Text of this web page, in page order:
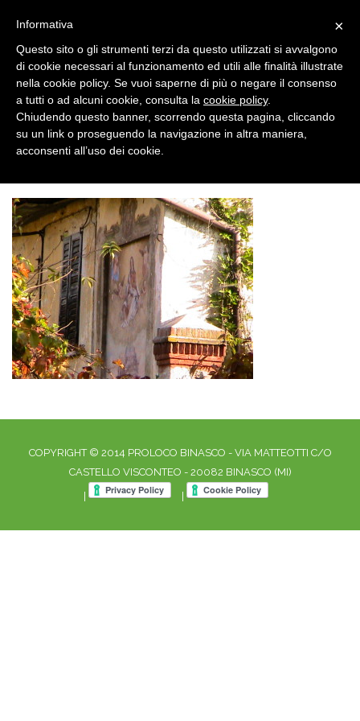
IMG_1439 Home IMG_1439
COPYRIGHT © 2014 PROLOCO BINASCO - VIA MATTEOTTI C/O
CASTELLO VISCONTEO - 20082 BINASCO (MI)
×
Informativa
Questo sito o gli strumenti terzi da questo utilizzati si avvalgono
di cookie necessari al funzionamento ed utili alle finalità illustrate
nella cookie policy. Se vuoi saperne di più o negare il consenso
a tutti o ad alcuni cookie, consulta la cookie policy.
Chiudendo questo banner, scorrendo questa pagina, cliccando
su un link o proseguendo la navigazione in altra maniera,
acconsenti all’uso dei cookie.